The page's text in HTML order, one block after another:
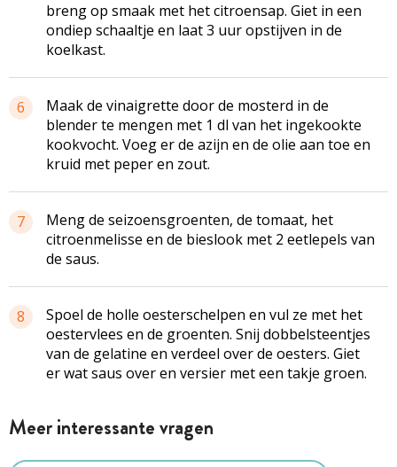
breng op smaak met het citroensap. Giet in een
ondiep schaaltje en laat 3 uur opstijven in de
koelkast.
6
Maak de vinaigrette door de mosterd in de
blender te mengen met 1 dl van het ingekookte
kookvocht. Voeg er de azijn en de olie aan toe en
kruid met peper en zout.
7
Meng de seizoensgroenten, de tomaat, het
citroenmelisse en de bieslook met 2 eetlepels van
de saus.
8
Spoel de holle oesterschelpen en vul ze met het
oestervlees en de groenten. Snij dobbelsteentjes
van de gelatine en verdeel over de oesters. Giet
er wat saus over en versier met een takje groen.
Meer interessante vragen